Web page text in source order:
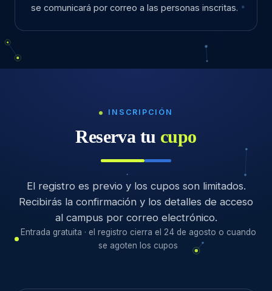
se comunicará por correo a las personas inscritas.
INSCRIPCIÓN
Reserva tu cupo
El registro es previo y los cupos son limitados.
Recibirás la confirmación y los detalles de acceso
al campus por correo electrónico.
Entrada gratuita · el registro cierra el 24 de agosto o cuando
se agoten los cupos